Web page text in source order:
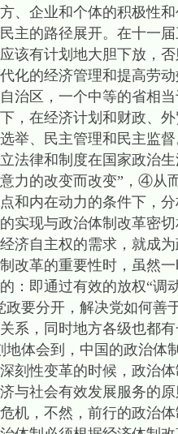
、企业和个体的积极性
主的路径展开。在十一
该有计划地大胆下放，
化的经济管理和提高劳
治区，一个中等的省相
，在经济计划和财政、
举、民主管理和民主监
法律和制度在国家政治
力的改变而改变”，④从
和内在动力的条件下，
实现与政治体制改革密
济自主权的需求，就成
改革的重要性时，虽然
：即通过有效的放权“
政要分开，解决党如何
系，同时地方各级也都
地体会到，中国的政治
刻性变革的时候，政治
与社会有效发展服务的
机，不然，前行的政治